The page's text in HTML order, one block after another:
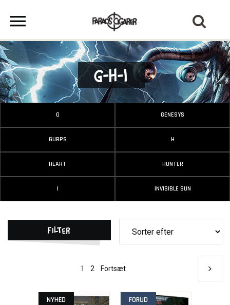
G-H-I
G GENESYS
GURPS H
HEART HUNTER
I INVISIBLE SUN
Filter
1 2 Fortsæt
NYHED FORUD